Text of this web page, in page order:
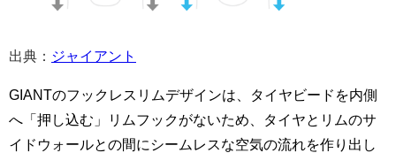
出典： ジャイアント
GIANTのフックレスリムデザインは、タイヤビードを内側
へ「押し込む」リムフックがないため、タイヤとリムのサ
イドウォールとの間にシームレスな空気の流れを作り出し